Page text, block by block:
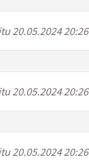
20.05.2024 20:26
20.05.2024 20:26
20.05.2024 20:26